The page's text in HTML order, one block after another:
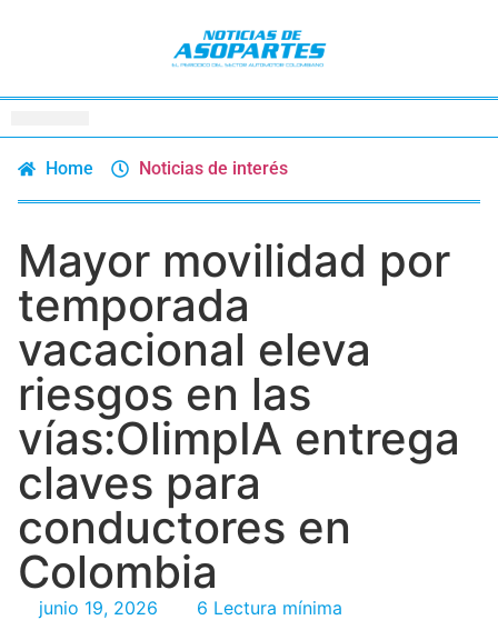
Home Noticias de interés
Mayor movilidad por
temporada
vacacional eleva
riesgos en las
vías:OlimpIA entrega
claves para
conductores en
Colombia
junio 19, 2026 6 Lectura mínima